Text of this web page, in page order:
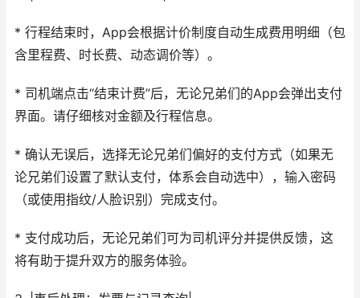
* 行程结束时，App会根据计价制度自动生成费用明细（包
含里程费、时长费、动态调价等）。
* 司机端点击“结束计费”后，无论兄弟们的App会弹出支付
界面。请仔细核对金额及行程信息。
* 确认无误后，选择无论兄弟们偏好的支付方式（如果无
论兄弟们设置了默认支付，体系会自动选中），输入密码
（或使用指纹/人脸识别）完成支付。
* 支付成功后，无论兄弟们可为司机评分并提供反馈，这
将有助于提升双方的服务体验。